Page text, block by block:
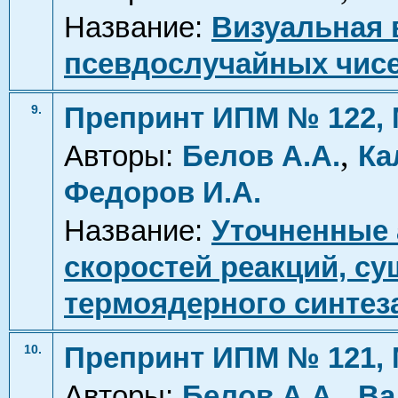
Название: Визуальная
псевдослучайных
9.
Препринт ИПМ № 122,
Авторы: Белов А.А.,
Федоров И.А.
Название: Уточненные
скоростей реакций,
термоядерного
10.
Препринт ИПМ № 121,